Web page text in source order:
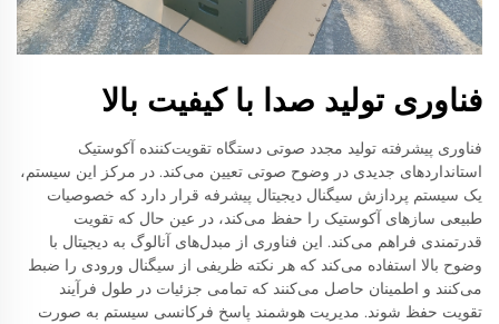
فناوری تولید صدا با کیفیت بالا
فناوری پیشرفته تولید مجدد صوتی دستگاه تقویت‌کننده آکوستیک
استانداردهای جدیدی در وضوح صوتی تعیین می‌کند. در مرکز این سیستم،
یک سیستم پردازش سیگنال دیجیتال پیشرفه قرار دارد که خصوصیات
طبیعی سازهای آکوستیک را حفظ می‌کند، در عین حال که تقویت
قدرتمندی فراهم می‌کند. این فناوری از مبدل‌های آنالوگ به دیجیتال با
وضوح بالا استفاده می‌کند که هر نکته ظریفی از سیگنال ورودی را ضبط
می‌کنند و اطمینان حاصل می‌کنند که تمامی جزئیات در طول فرآیند
تقویت حفظ شوند. مدیریت هوشمند پاسخ فرکانسی سیستم به صورت